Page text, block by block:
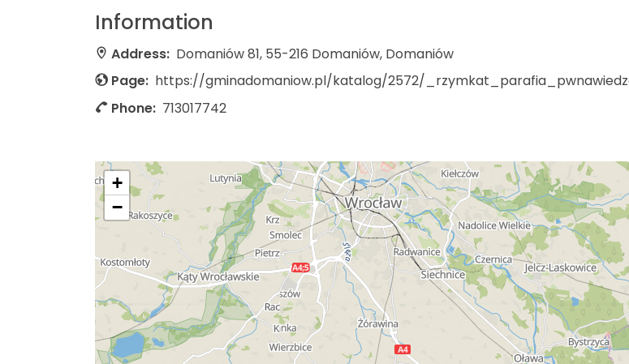
Information
Address: Domaniów 81, 55-216 Domaniów, Domaniów
Page:
Phone: 713017742
+
−